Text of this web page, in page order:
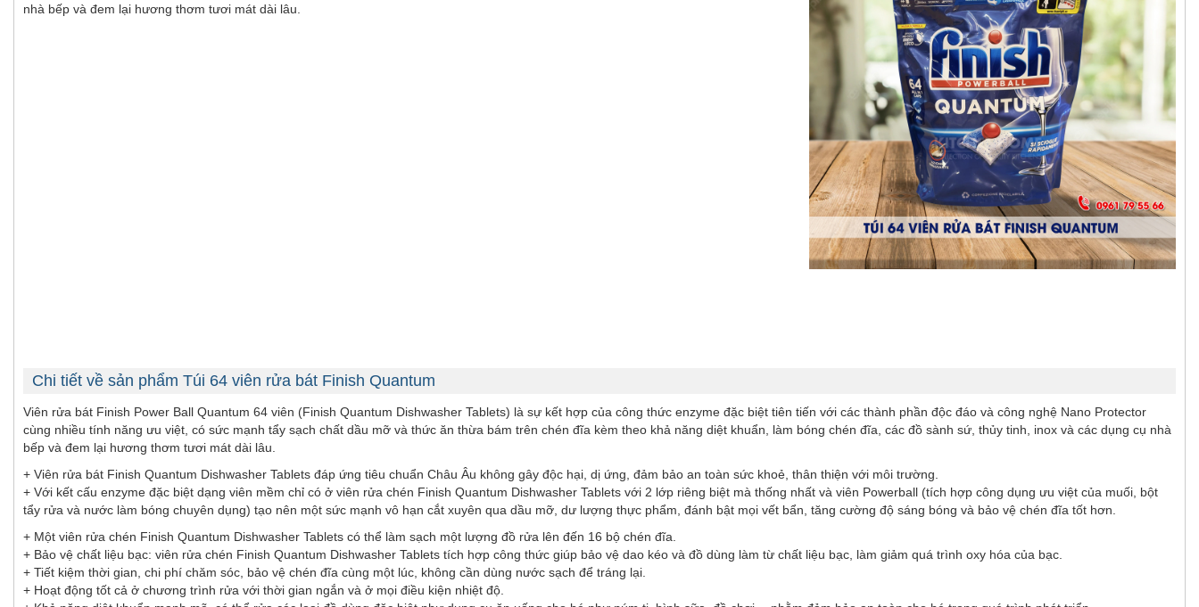
nhà bếp và đem lại hương thơm tươi mát dài lâu.
Chi tiết về sản phẩm Túi 64 viên rửa bát Finish Quantum
Viên rửa bát Finish Power Ball Quantum 64 viên (Finish Quantum Dishwasher Tablets) là sự kết hợp của công thức enzyme đặc biệt tiên tiến với các thành phần độc đáo và công nghệ Nano Protector
cùng nhiều tính năng ưu việt, có sức mạnh tẩy sạch chất dầu mỡ và thức ăn thừa bám trên chén đĩa kèm theo khả năng diệt khuẩn, làm bóng chén đĩa, các đồ sành sứ, thủy tinh, inox và các dụng cụ nhà
bếp và đem lại hương thơm tươi mát dài lâu.
+ Viên rửa bát Finish Quantum Dishwasher Tablets đáp ứng tiêu chuẩn Châu Âu không gây độc hại, dị ứng, đảm bảo an toàn sức khoẻ, thân thiện với môi trường.
+ Với kết cấu enzyme đặc biệt dạng viên mềm chỉ có ở viên rửa chén Finish Quantum Dishwasher Tablets với 2 lớp riêng biệt mà thống nhất và viên Powerball (tích hợp công dụng ưu việt của muối, bột
tẩy rửa và nước làm bóng chuyên dụng) tạo nên một sức mạnh vô hạn cắt xuyên qua dầu mỡ, dư lượng thực phẩm, đánh bật mọi vết bẩn, tăng cường độ sáng bóng và bảo vệ chén đĩa tốt hơn.
+ Một viên rửa chén Finish Quantum Dishwasher Tablets có thể làm sạch một lượng đồ rửa lên đến 16 bộ chén đĩa.
+ Bảo vệ chất liệu bạc: viên rửa chén Finish Quantum Dishwasher Tablets tích hợp công thức giúp bảo vệ dao kéo và đồ dùng làm từ chất liệu bạc, làm giảm quá trình oxy hóa của bạc.
+ Tiết kiệm thời gian, chi phí chăm sóc, bảo vệ chén đĩa cùng một lúc, không cần dùng nước sạch để tráng lại.
+ Hoạt động tốt cả ở chương trình rửa với thời gian ngắn và ở mọi điều kiện nhiệt độ.